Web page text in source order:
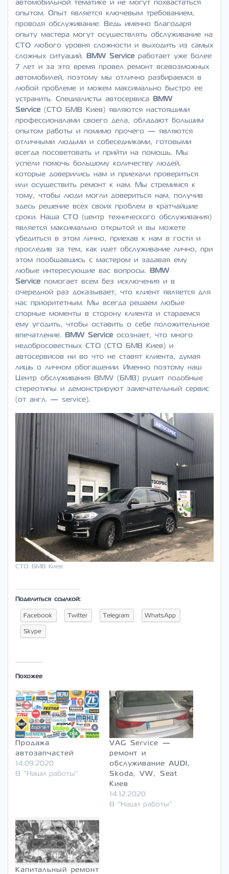
автомобильной тематике и не могут похвастаться
опытом. Опыт является ключевым требованием,
проводя обслуживание. Ведь именно благодаря
опыту мастера могут осуществлять обслуживание на
СТО любого уровня сложности и выходить из самых
сложных ситуаций. BMW Service работает уже более
7 лет и за это время провел ремонт всевозможных
автомобилей, поэтому мы отлично разбираемся в
любой проблеме и можем максимально быстро ее
устранить. Специалисты автосервиса BMW
Service (СТО БМВ Киев) являются настоящими
профессионалами своего дела, обладают большим
опытом работы и помимо прочего — являются
отличными людьми и собеседниками, готовыми
всегда посоветовать и прийти на помощь. Мы
успели помочь большому количеству людей,
которые доверились нам и приехали провериться
или осуществить ремонт к нам. Мы стремимся к
тому, чтобы люди могли довериться нам, получив
здесь решение всех своих проблем в кратчайшие
сроки. Наша СТО (центр технического обслуживания)
является максимально открытой и вы можете
убедиться в этом лично, приехав к нам в гости и
проследив за тем, как идет обслуживание лично, при
этом пообщавшись с мастером и задавая ему
любые интересующие вас вопросы. BMW
Service помогает всем без исключения и в
очередной раз доказывает, что клиент является для
нас приоритетным. Мы всегда решаем любые
спорные моменты в сторону клиента и стараемся
ему угодить, чтобы оставить о себе положительное
впечатление. BMW Service осознает, что много
недобросовестных СТО (СТО БМВ Киев) и
автосервисов ни во что не ставят клиента, думая
лишь о личном обогащении. Именно поэтому наш
Центр обслуживания BMW (БМВ) рушит подобные
стереотипы и демонстрируют замечательный сервис
(от англ. — service).
СТО БМВ Киев
Поделиться ссылкой:
Facebook Twitter Telegram WhatsApp
Skype
Похожее
Продажа
автозапчастей
14.09.2020
В "Наши работы"
VAG Service —
ремонт и
обслуживание AUDI,
Skoda, VW, Seat
Киев
14.12.2020
В "Наши работы"
Капитальный ремонт